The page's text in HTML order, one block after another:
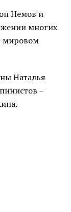
Немов и
многих
мировом
Наталья
–